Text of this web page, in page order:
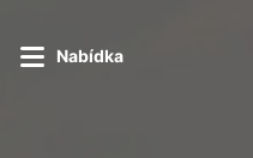
Nabídka